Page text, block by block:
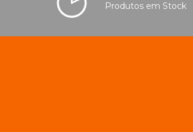
Produtos em Stock